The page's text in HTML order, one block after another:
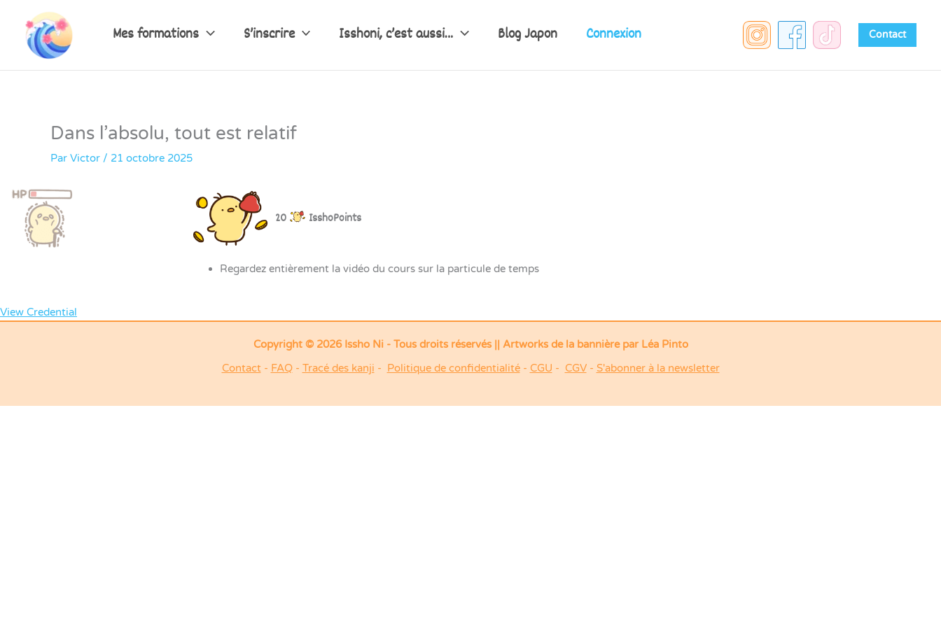
contenu
Mes formations S’inscrire Isshoni, c’est aussi… Blog Japon Connexion Contact
Dans l’absolu, tout est relatif
Par Victor / 21 octobre 2025
20 IsshoPoints
Regardez entièrement la vidéo du cours sur la particule de temps
View Credential
Copyright © 2026 Issho Ni - Tous droits réservés || Artworks de la bannière par Léa Pinto
Contact- FAQ- Tracé des kanji - Politique de confidentialité- CGU - CGV- S'abonner à la newsletter